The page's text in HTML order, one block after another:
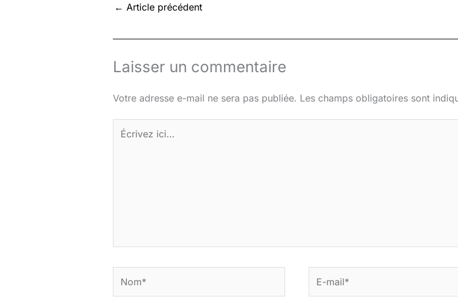
← Article précédent
Laisser un commentaire
Votre adresse e-mail ne sera pas publiée. Les champs obligatoires sont
ici…
mail*